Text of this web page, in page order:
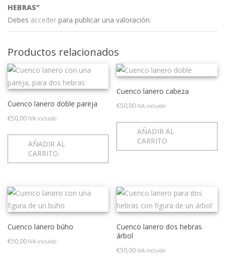
HEBRAS”
Debes acceder para publicar una valoración.
Productos relacionados
Cuenco lanero doble pareja
€50,00 IVA incluido
AÑADIR AL
CARRITO
Cuenco lanero cabeza
€50,00 IVA incluido
AÑADIR AL
CARRITO
Cuenco lanero búho
€50,00 IVA incluido
Cuenco lanero dos hebras
árbol
€50,00 IVA incluido